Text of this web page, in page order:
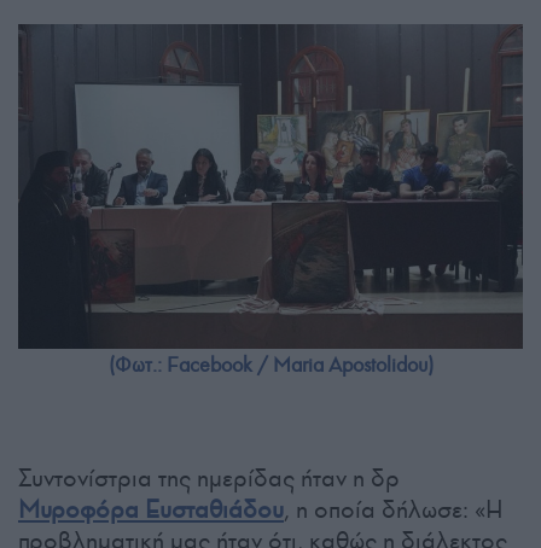
(Φωτ.: Facebook / Maria Apostolidou)
Συντονίστρια της ημερίδας ήταν η δρ
Μυροφόρα Ευσταθιάδου, η οποία δήλωσε: «Η
προβληματική μας ήταν ότι, καθώς η διάλεκτος